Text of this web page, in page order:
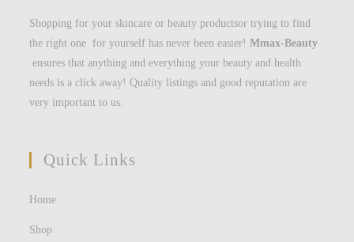
Shopping for your skincare or beauty productsor trying to find
the right one for yourself has never been easier!Mmax-Beauty
ensures that anything and everything your beauty and health
needs is a click away! Quality listings and good reputation are
very important to us.
Quick Links
Home
Shop